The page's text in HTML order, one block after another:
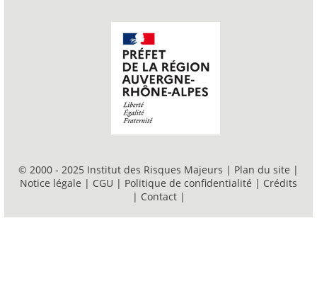
© 2000 - 2025 Institut des Risques Majeurs | Plan du site |
Notice légale | CGU | Politique de confidentialité | Crédits
| Contact |